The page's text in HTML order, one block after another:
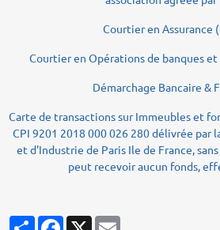
Courtier en Assurance
Courtier en Opérations de banques
Démarchage Bancaire &
Carte de transactions sur Immeubles et
CPI 9201 2018 000 026 280 délivrée par
et d'Industrie de Paris Ile de France,
peut recevoir aucun fonds,
PartagerFacebook
X